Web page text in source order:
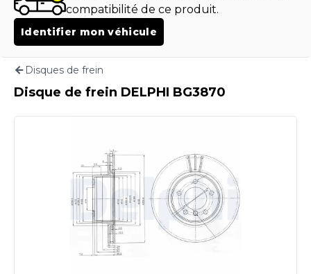
compatibilité de ce produit.
Identifier mon véhicule
Disques de frein
Disque de frein DELPHI BG3870